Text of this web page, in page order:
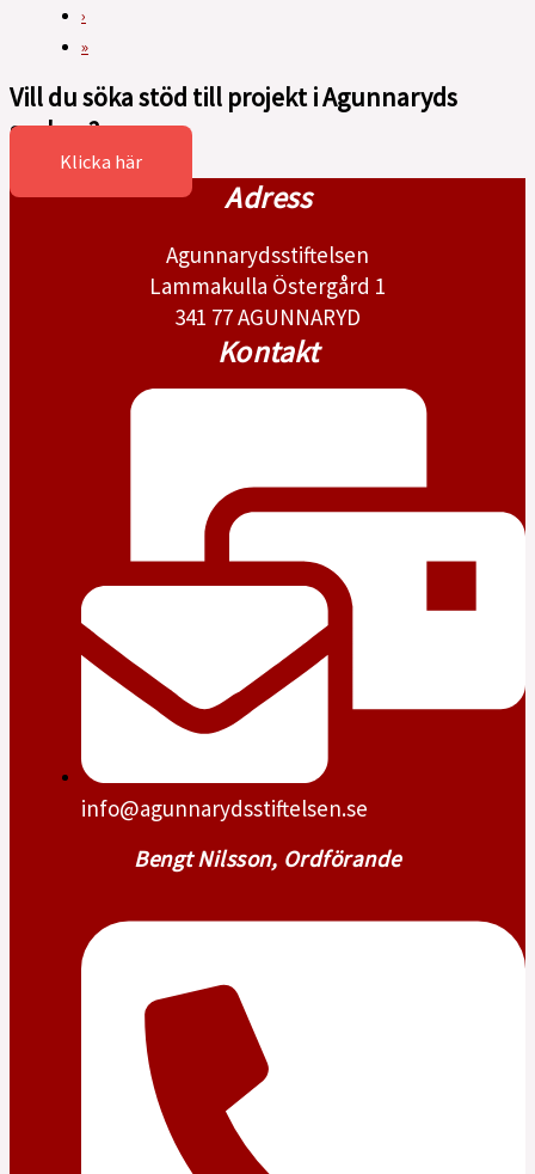
›
»
Vill du söka stöd till projekt i Agunnaryds
socken?
Klicka här
Adress
Agunnarydsstiftelsen
Lammakulla Östergård 1
341 77 AGUNNARYD
Kontakt
info@agunnarydsstiftelsen.se
Bengt Nilsson, Ordförande